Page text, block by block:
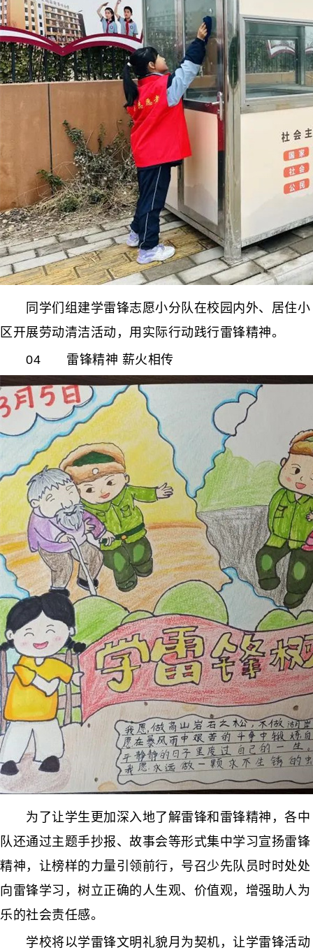
同学们组建学雷锋志愿小分队在校园内外、居住小
区开展劳动清洁活动，用实际行动践行雷锋精神。
04 雷锋精神 薪火相传
为了让学生更加深入地了解雷锋和雷锋精神，各中
队还通过主题手抄报、故事会等形式集中学习宣扬雷锋
精神，让榜样的力量引领前行，号召少先队员时时处处
向雷锋学习，树立正确的人生观、价值观，增强助人为
乐的社会责任感。
学校将以学雷锋文明礼貌月为契机，让学雷锋活动